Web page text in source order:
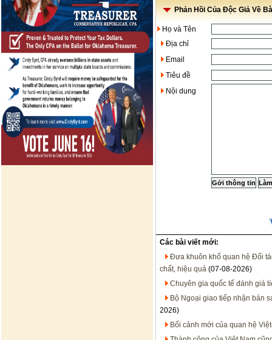
Phản Hồi Của Độc Giả Về
Họ và Tên
Địa chỉ
Email
Tiêu đề
Nội dung
Các bài viết mới:
Đưa khuôn khổ quan hệ Đối
chất, hiệu quả (07-08-2026)
Chuyên gia quốc tế đánh giá
Bộ Ngoại giao tiếp nhận bản
2026)
Bối cảnh mới của quan hệ